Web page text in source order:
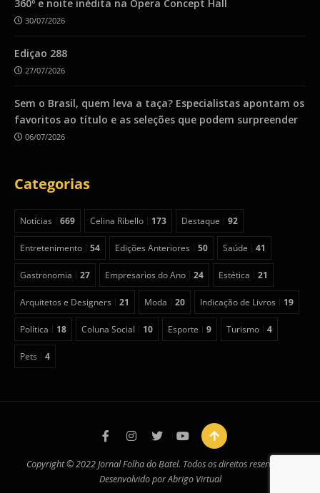
360º e noite inédita na Ópera Concept Hall
30/07/2026
Ediçao 288
27/07/2026
Sem o Brasil, quem leva a taça? Especialistas apontam os
favoritos ao título e as seleções que podem surpreender
06/07/2026
Categorias
Notícias 669 Celina Ribello 173 Destaque 92
Entretenimento 54 Edições Anteriores 50 Saúde 41
Gastronomia 27 Empresarios do Ano 24 Estética 21
Arquitetos e Designers 21 Moda 20 Indicação de Livros 19
Política 18 Coluna Social 10 Esporte 9 Turismo 4
Pets 4
Copyright © 2022 Jornal Folha do Batel. Todos os direitos reservados.
Desenvolvido porAbrigo Virtual